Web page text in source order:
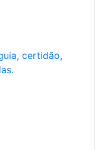
certidão,